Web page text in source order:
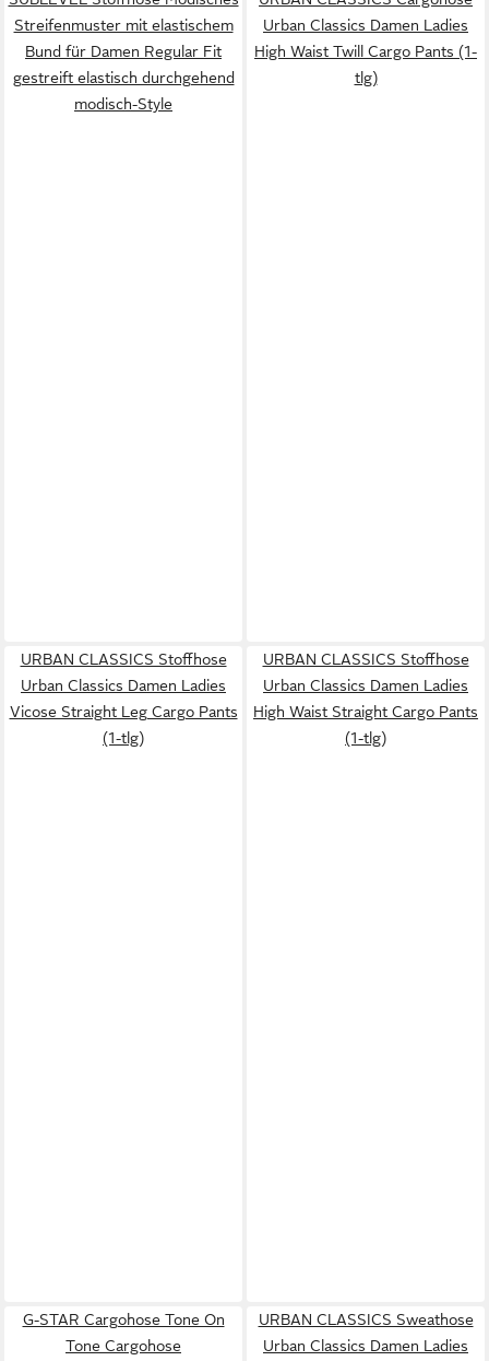
Streifenmuster mit elastischem
Bund für Damen Regular Fit
gestreift elastisch durchgehend
modisch-Style
Urban Classics Damen Ladies
High Waist Twill Cargo Pants (1-
tlg)
URBAN CLASSICS Stoffhose
Urban Classics Damen Ladies
Vicose Straight Leg Cargo Pants
(1-tlg)
URBAN CLASSICS Stoffhose
Urban Classics Damen Ladies
High Waist Straight Cargo Pants
(1-tlg)
G-STAR Cargohose Tone On
Tone Cargohose
URBAN CLASSICS Sweathose
Urban Classics Damen Ladies